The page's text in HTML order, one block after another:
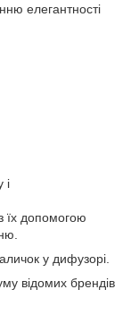
елегантності
і
їх допомогою
у дифузорі.
відомих брендів